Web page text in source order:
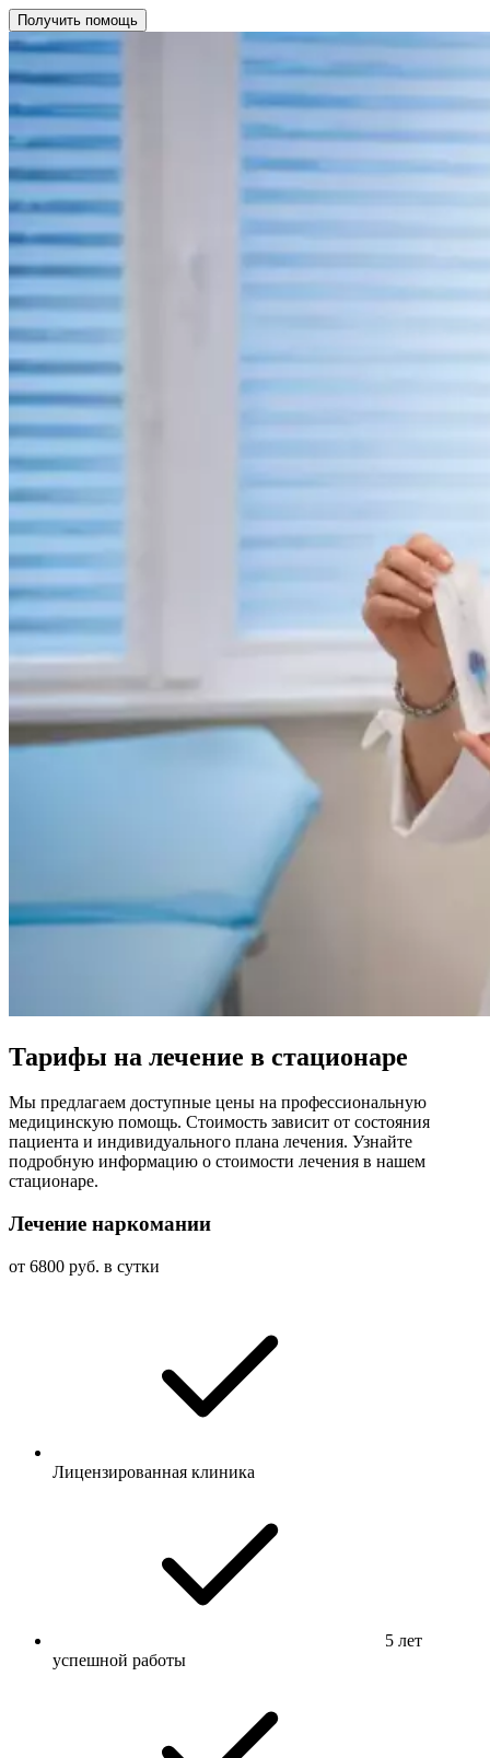
Получить помощь
Тарифы на лечение в стационаре
Мы предлагаем доступные цены на профессиональную
медицинскую помощь. Стоимость зависит от состояния
пациента и индивидуального плана лечения. Узнайте
подробную информацию о стоимости лечения в нашем
стационаре.
Лечение наркомании
от 6800 руб. в сутки
Лицензированная клиника
5 лет
успешной работы